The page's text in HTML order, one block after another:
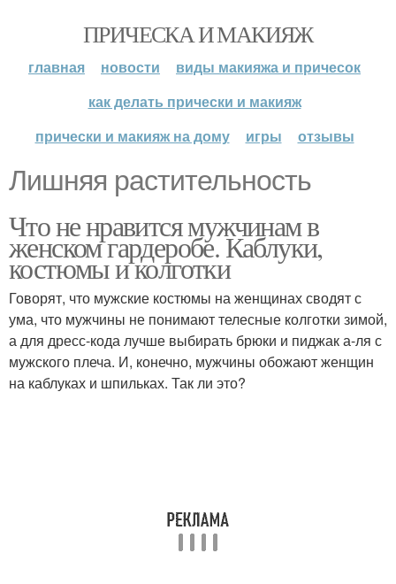
ПРИЧЕСКА И МАКИЯЖ
главная новости
виды макияжа и причесок
как делать прически и макияж
прически и макияж на дому
игры отзывы
Лишняя растительность
Что не нравится мужчинам в
женском гардеробе. Каблуки,
костюмы и колготки
Говорят, что мужские костюмы на женщинах сводят с
ума, что мужчины не понимают телесные колготки зимой,
а для дресс-кода лучше выбирать брюки и пиджак а-ля с
мужского плеча. И, конечно, мужчины обожают женщин
на каблуках и шпильках. Так ли это?